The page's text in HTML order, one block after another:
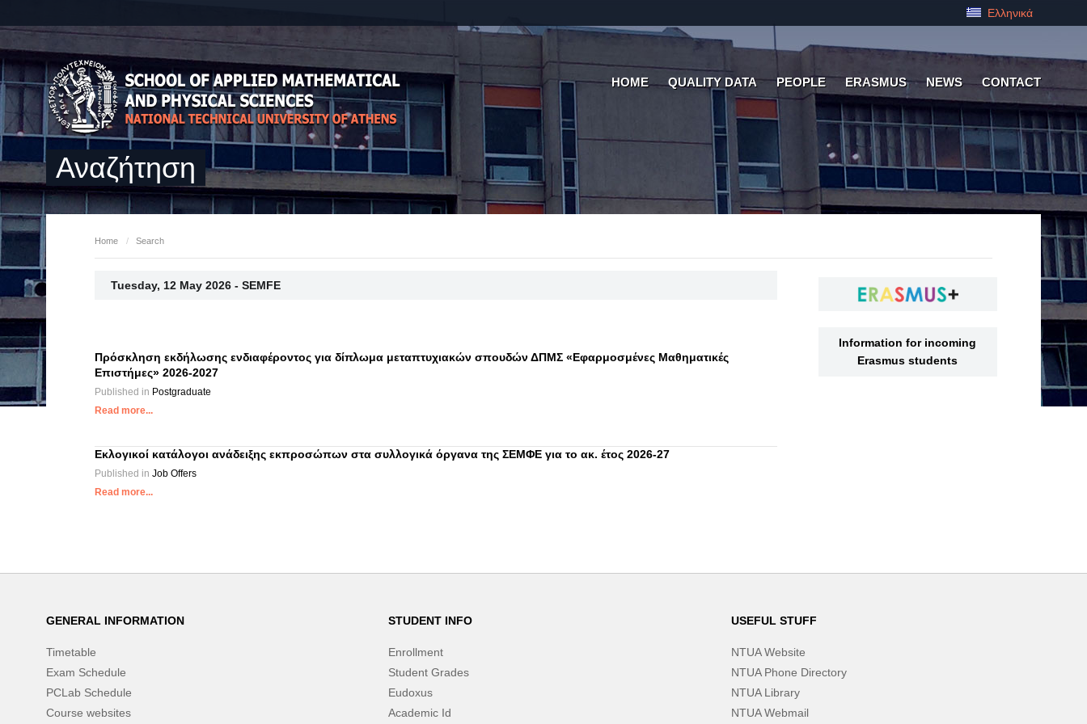
Ελληνικά
HOME QUALITY DATA PEOPLE ERASMUS NEWS CONTACT
Αναζήτηση
Home / Search
Tuesday, 12 May 2026 - SEMFE
Πρόσκληση εκδήλωσης ενδιαφέροντος για δίπλωμα μεταπτυχιακών σπουδών ΔΠΜΣ «Εφαρμοσμένες Μαθηματικές
Επιστήμες» 2026-2027
Published in Postgraduate
Read more...
Εκλογικοί κατάλογοι ανάδειξης εκπροσώπων στα συλλογικά όργανα της ΣΕΜΦΕ για το ακ. έτος 2026-27
Published in Job Offers
Read more...
Information for incoming
Erasmus students
GENERAL INFORMATION
Timetable
Exam Schedule
PCLab Schedule
Course websites
STUDENT INFO
Enrollment
Student Grades
Eudoxus
Academic Id
USEFUL STUFF
NTUA Website
NTUA Phone Directory
NTUA Library
NTUA Webmail